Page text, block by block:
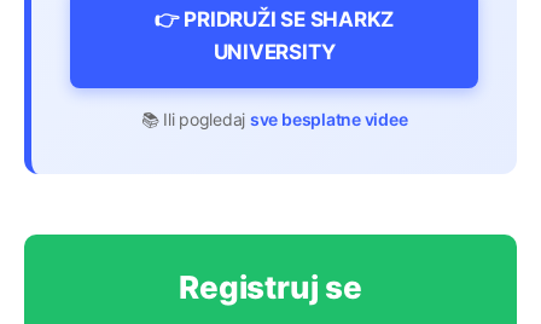
👉 PRIDRUŽI SE SHARKZ
UNIVERSITY
📚 Ili pogledaj sve besplatne videe
Registruj se